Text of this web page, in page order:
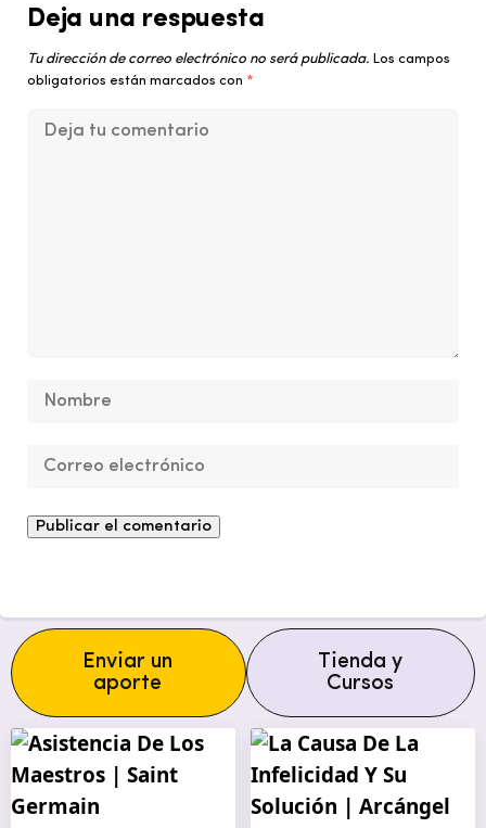
Deja una respuesta
Tu dirección de correo electrónico no será publicada. Los campos
obligatorios están marcados con *
Enviar un
aporte
Tienda y
Cursos